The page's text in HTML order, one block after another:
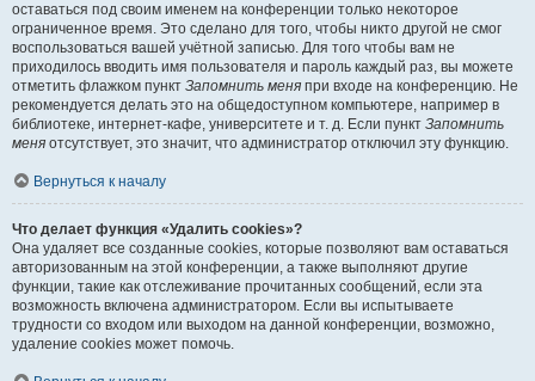
оставаться под своим именем на конференции только некоторое
ограниченное время. Это сделано для того, чтобы никто другой не смог
воспользоваться вашей учётной записью. Для того чтобы вам не
приходилось вводить имя пользователя и пароль каждый раз, вы можете
отметить флажком пункт Запомнить меня при входе на конференцию. Не
рекомендуется делать это на общедоступном компьютере, например в
библиотеке, интернет-кафе, университете и т. д. Если пункт Запомнить
меня отсутствует, это значит, что администратор отключил эту функцию.
Вернуться к началу
Что делает функция «Удалить cookies»?
Она удаляет все созданные cookies, которые позволяют вам оставаться
авторизованным на этой конференции, а также выполняют другие
функции, такие как отслеживание прочитанных сообщений, если эта
возможность включена администратором. Если вы испытываете
трудности со входом или выходом на данной конференции, возможно,
удаление cookies может помочь.